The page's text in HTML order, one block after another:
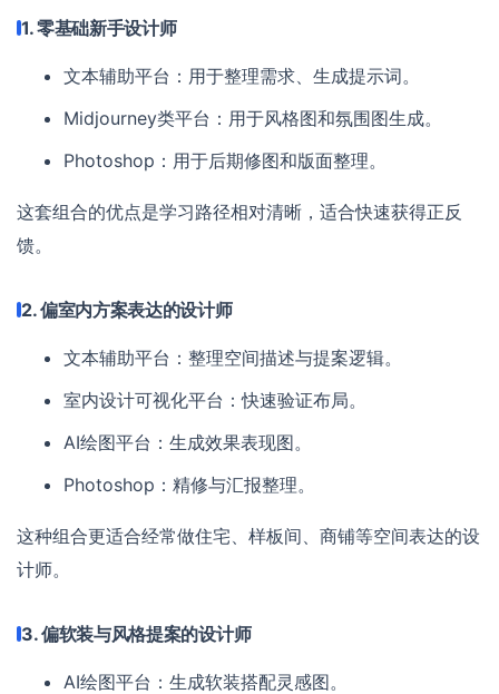
1. 零基础新手设计师
文本辅助平台：用于整理需求、生成提示词。
Midjourney类平台：用于风格图和氛围图生成。
Photoshop：用于后期修图和版面整理。
这套组合的优点是学习路径相对清晰，适合快速获得正反
馈。
2. 偏室内方案表达的设计师
文本辅助平台：整理空间描述与提案逻辑。
室内设计可视化平台：快速验证布局。
AI绘图平台：生成效果表现图。
Photoshop：精修与汇报整理。
这种组合更适合经常做住宅、样板间、商铺等空间表达的设
计师。
3. 偏软装与风格提案的设计师
AI绘图平台：生成软装搭配灵感图。